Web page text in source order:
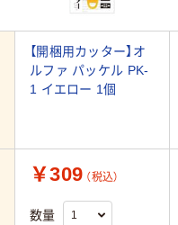
【開梱用カッター】オ
ルファ パッケル PK-
1 イエロー 1個
￥309 （税込）
数量